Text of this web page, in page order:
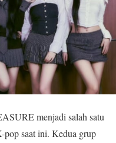
menjadi salah satu
pop saat ini. Kedua grup